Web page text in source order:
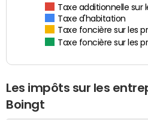
Taxe additionnelle sur
Taxe d'habitation
Taxe foncière sur les
Taxe foncière sur les
Les impôts sur les
Boingt